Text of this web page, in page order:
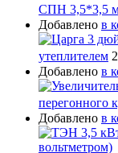
СПН 3,5*3,5
Добавлено в
утеплителем
Добавлено в
перегонного
Добавлено в